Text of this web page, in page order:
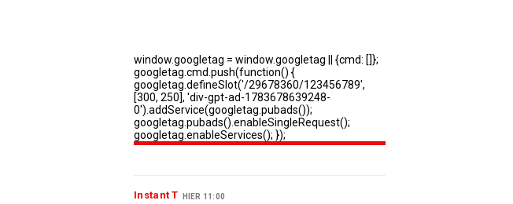
Instant T HIER 11:00